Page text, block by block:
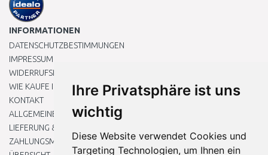
Ihre Privatsphäre ist uns
wichtig
Diese Website verwendet Cookies und
Targeting Technologien, um Ihnen ein
INFORMATIONEN
DATENSCHUTZBESTIMMUNGEN
IMPRESSUM
WIDERRUFSRECHT
WIE KAUFE ICH EIN?
KONTAKT
ALLGEMEINEN GESCHÄFTSBEDINGUNGEN
LIEFERUNG & ZAHLUNG
ZAHLUNGSMETHODEN